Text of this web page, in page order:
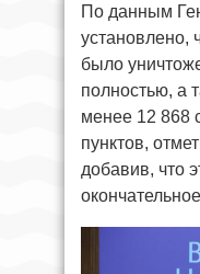
По данным
установлено,
было
полностью, а
менее 12 868
пунктов,
добавив, что